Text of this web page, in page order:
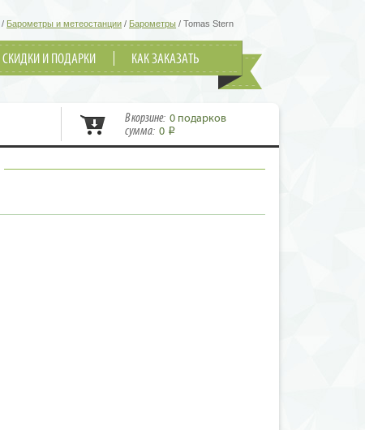
/ Барометры и метеостанции / Барометры / Tomas Stern
СКИДКИ И ПОДАРКИ КАК ЗАКАЗАТЬ
В корзине: 0 подарков
сумма: 0 i